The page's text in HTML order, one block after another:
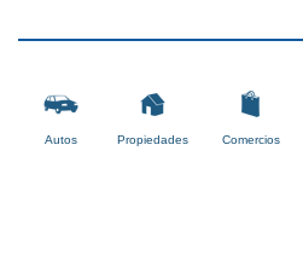
Autos Propiedades Comercios